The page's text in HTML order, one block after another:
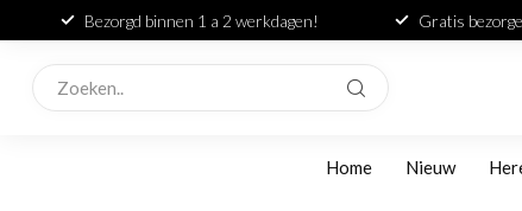
Bezorgd binnen 1 a 2 werkdagen! Gratis
Home Nieuw